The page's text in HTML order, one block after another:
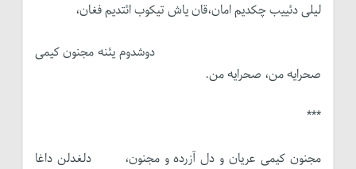
لیلی دئییب چکدیم امان،قان یاش تیکوب ائتدیم فغان،
دوشدوم یئنه مجنون کیمی
صحرایه من، صحرایه من.
***
مجنون کیمی عریان و دل آزرده و مجنون، دلغدلن داغا